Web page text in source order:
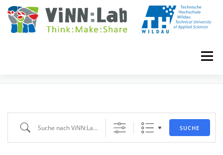
Zum
Inhalt
springen
Menü
EVENTS WIKI UNIVERSITY COURSES
Suche nach ViNN:Lab Events
SUCHE